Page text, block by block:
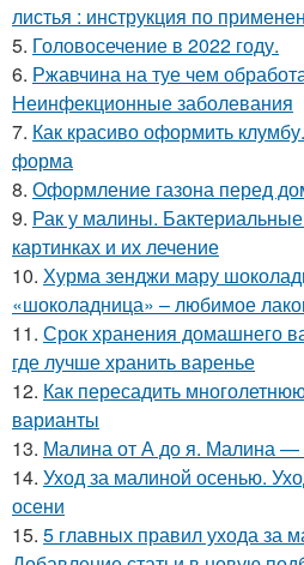
листья : инструкция по
5. Головосечение в 2022 году.
6. Ржавчина на туе чем
Неинфекционные заболевания
7. Как красиво оформить
форма
8. Оформление газона перед
9. Рак у малины.
картинках и их лечение
10. Хурма зенджи мару
«шоколадница» – любимое
11. Срок хранения домашнего
где лучше хранить варенье
12. Как пересадить
варианты
13. Малина от А до я. Малина —
14. Уход за малиной осенью.
осени
15. 5 главных правил ухода за